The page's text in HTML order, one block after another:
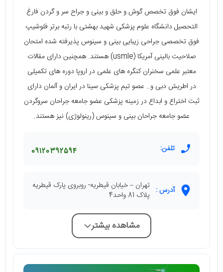
ایشان فوق تخصص گوش و حلق و بینی و جراح سر و گردن فارغ
التحصیل دانشگاه علوم پزشکی شهید بهشتی با رتبه برتر فلوشیپ
فوق تخصصی جراحی زیبایی بینی و سینوس پذیرفته شده امتحان
صلاحیت بالینی آمریکا (usmle) هستند. همچنین دارای مقالات
معتبر علمی سخنران کنگره های علمی در اروپا دوره های تکمیلی
در اطریش دبی و.. عصو تیم پزشکی سینا در ایران و آلمان دارای
ثبت اختراع و ابداع در زمینه پزشکی عضو جامعه جراحان سروگردن
عضو جامعه جراحان بینی و سینوس (رینولوژی) نیز هستند.
تلفن: 09120392594
آدرس : تهران – خیابان قیطریه- روبروی پارک قیطریه
پلاک 81 واحد4
مشاهده بیشتر